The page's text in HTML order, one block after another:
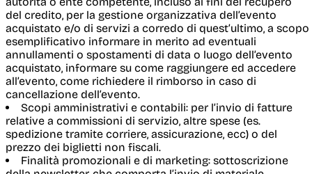
del credito, per la gestione organizzativa dell’evento
acquistato e/o di servizi a corredo di quest’ultimo, a scopo
esemplificativo informare in merito ad eventuali
annullamenti o spostamenti di data o luogo dell’evento
acquistato, informare su come raggiungere ed accedere
all’evento, come richiedere il rimborso in caso di
cancellazione dell’evento.
Scopi amministrativi e contabili: per l’invio di fatture
relative a commissioni di servizio, altre spese (es.
spedizione tramite corriere, assicurazione, ecc) o del
prezzo dei biglietti non fiscali.
Finalità promozionali e di marketing: sottoscrizione